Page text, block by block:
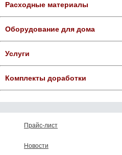
Расходные материалы
Оборудование для дома
Услуги
Комплекты доработки
Прайс-лист
Новости